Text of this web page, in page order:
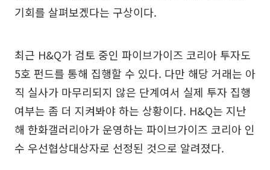
기회를 살펴보겠다는 구상이다.
최근 H&Q가 검토 중인 파이브가이즈 코리아 투자도
5호 펀드를 통해 집행할 수 있다. 다만 해당 거래는 아
직 실사가 마무리되지 않은 단계여서 실제 투자 집행
여부는 좀 더 지켜봐야 하는 상황이다. H&Q는 지난
해 한화갤러리아가 운영하는 파이브가이즈 코리아 인
수 우선협상대상자로 선정된 것으로 알려졌다.